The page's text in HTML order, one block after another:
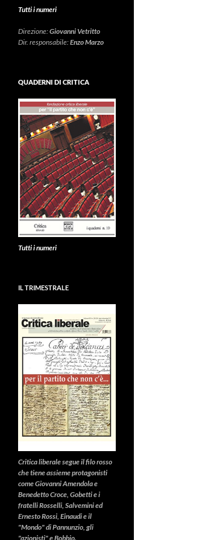
Tutti i numeri
Direzione:Giovanni Vetritto
Dir. responsabile:Enzo Marzo
QUADERNI DI CRITICA
Tutti i numeri
IL TRIMESTRALE
Critica liberalesegue il filo rosso
che tiene assieme protagonisti
come Giovanni Amendola e
Benedetto Croce, Gobetti e i
fratelli Rosselli, Salvemini ed
Ernesto Rossi, Einaudi e il
"Mondo" di Pannunzio, gli
"azionisti" e Bobbio.